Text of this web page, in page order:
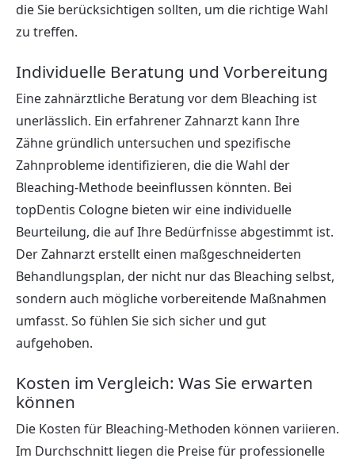
die Sie berücksichtigen sollten, um die richtige Wahl
zu treffen.
Individuelle Beratung und Vorbereitung
Eine zahnärztliche Beratung vor dem Bleaching ist
unerlässlich. Ein erfahrener Zahnarzt kann Ihre
Zähne gründlich untersuchen und spezifische
Zahnprobleme identifizieren, die die Wahl der
Bleaching-Methode beeinflussen könnten. Bei
topDentis Cologne bieten wir eine individuelle
Beurteilung, die auf Ihre Bedürfnisse abgestimmt ist.
Der Zahnarzt erstellt einen maßgeschneiderten
Behandlungsplan, der nicht nur das Bleaching selbst,
sondern auch mögliche vorbereitende Maßnahmen
umfasst. So fühlen Sie sich sicher und gut
aufgehoben.
Kosten im Vergleich: Was Sie erwarten
können
Die Kosten für Bleaching-Methoden können variieren.
Im Durchschnitt liegen die Preise für professionelle